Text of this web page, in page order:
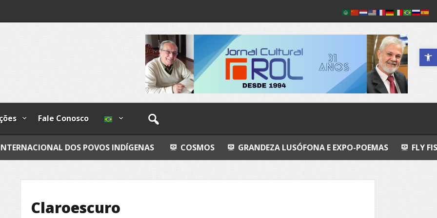
Abrir a
Fale Conosco
DOS POVOS INDÍGENAS COSMOS GRANDEZA LUSÓFONA E EXPO-POEMAS FLY FISHING
Claroescuro